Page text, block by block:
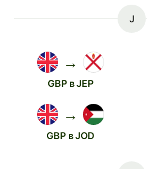
J
→
GBP в JEP
→
GBP в JOD